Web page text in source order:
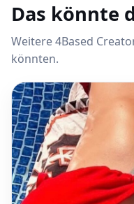
Das könnte
Weitere 4Based
könnten.